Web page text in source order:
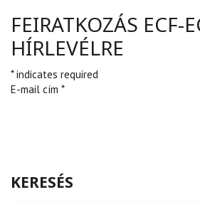
FEIRATKOZÁS ECF-
HÍRLEVÉLRE
* indicates required
E-mail cím *
KERESÉS